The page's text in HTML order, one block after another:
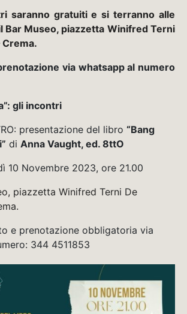
saranno gratuiti e si terranno alle
Bar Museo, piazzetta Winifred Terni
Crema.
via whatsapp al numero
gli incontri
presentazione del libro “Bang
di Anna Vaught, ed. 8ttO
10 Novembre 2023, ore 21.00
piazzetta Winifred Terni De
e prenotazione obbligatoria via
344 4511853